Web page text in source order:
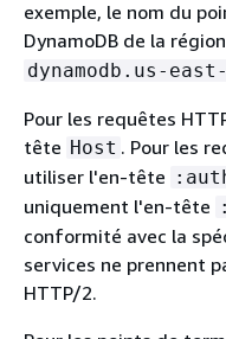
exemple, le nom du
DynamoDB de la région
dynamodb.us-
Pour les requêtes
tête Host . Pour les
utiliser l'en-tête
uniquement l'en-tête
conformité avec la
services ne prennent
HTTP/2.